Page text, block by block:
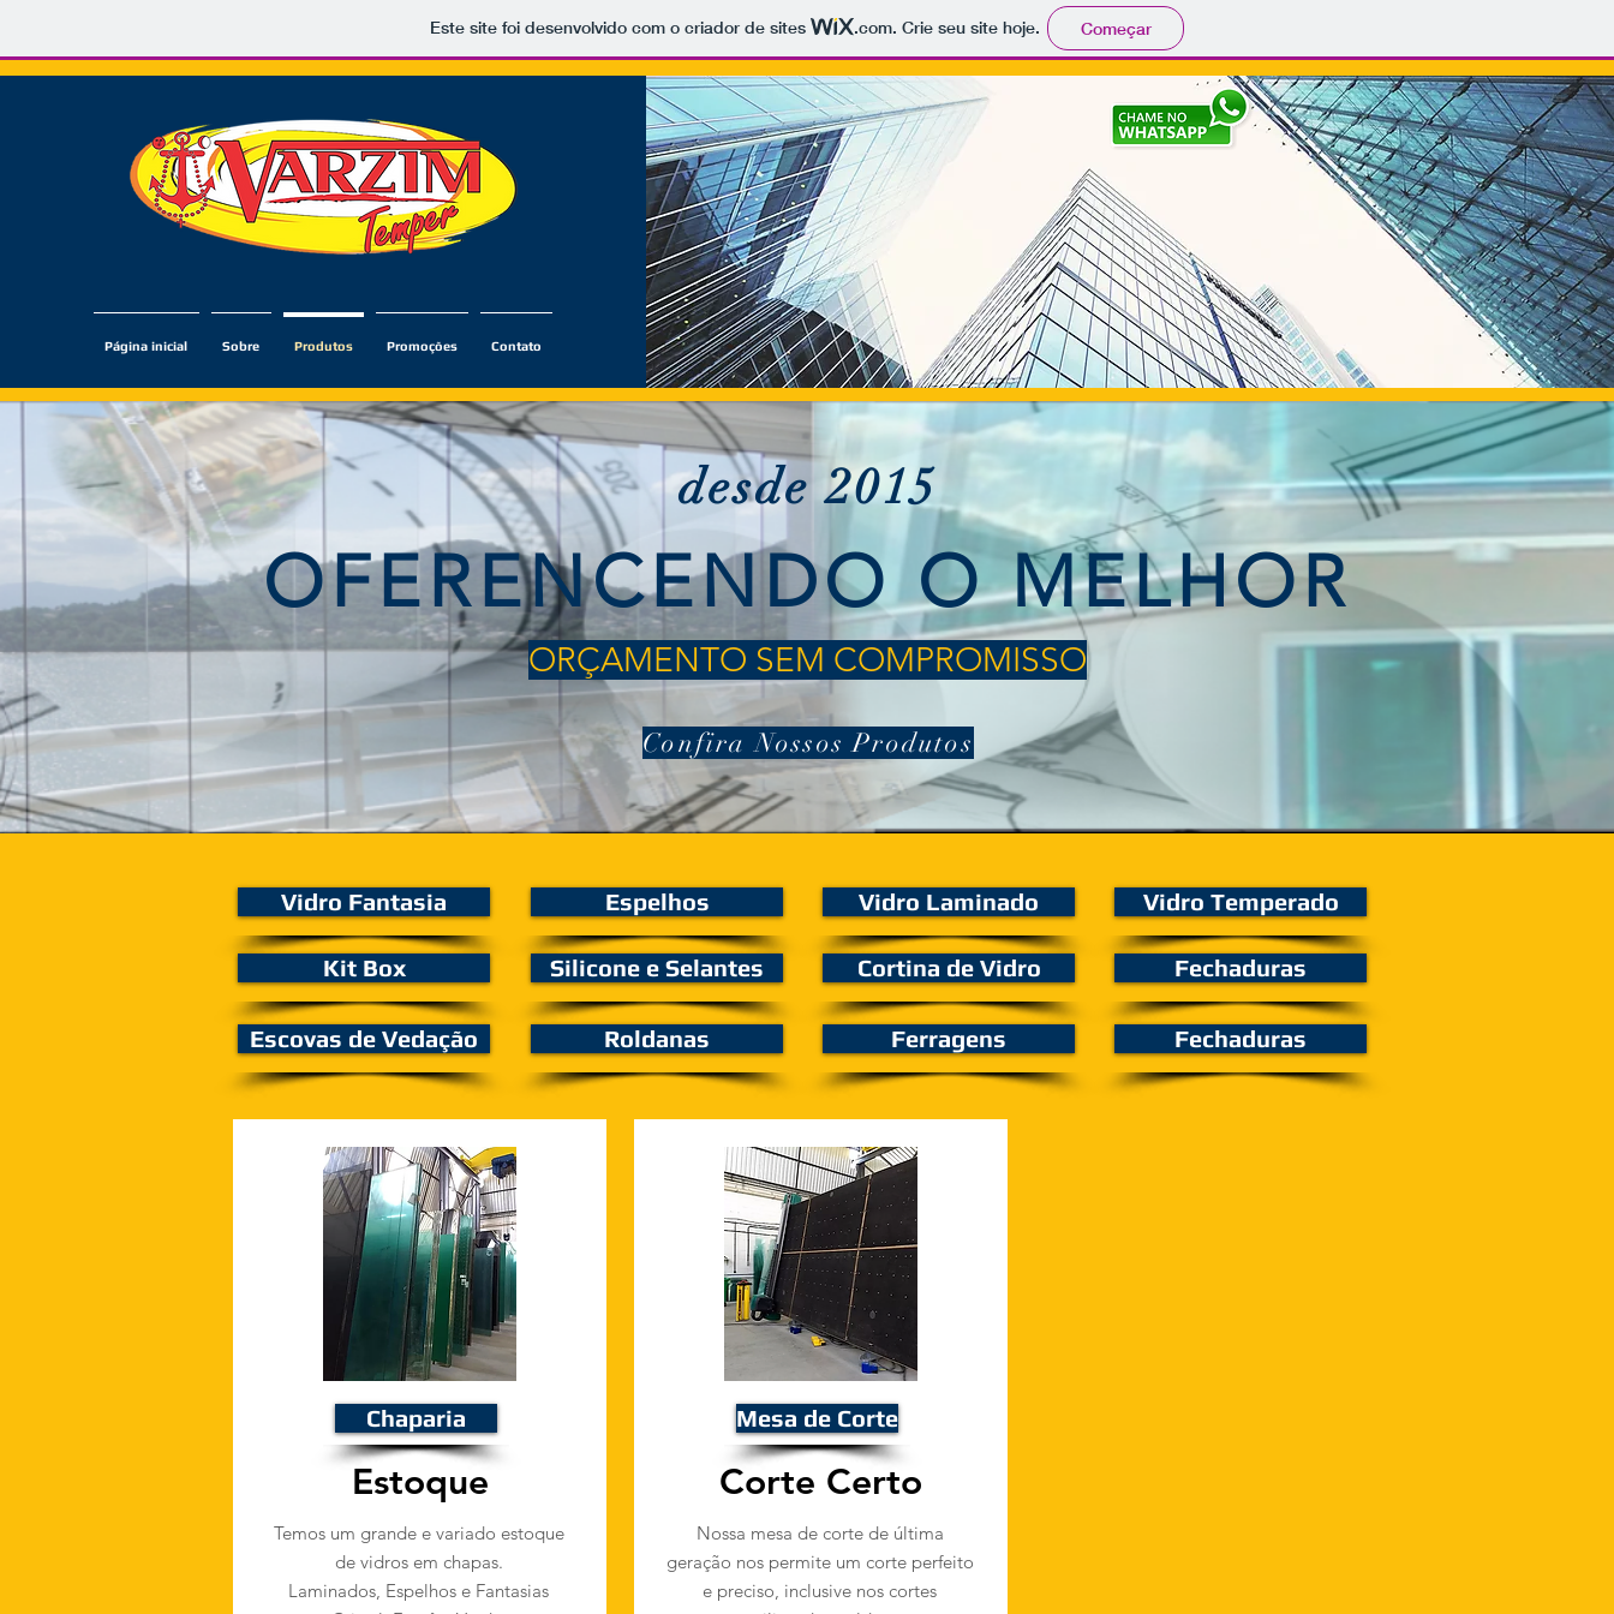
Este site foi desenvolvido com o criador de sites .com. Crie seu site hoje. Começar
Página inicial Sobre Produtos Promoções Contato
desde 2015
OFERENCENDO O MELHOR
ORÇAMENTO SEM COMPROMISSO
Confira Nossos Produtos
Vidro Fantasia
Kit Box
Escovas de Vedação
Espelhos
Silicone e Selantes
Roldanas
Vidro Laminado
Cortina de Vidro
Ferragens
Vidro Temperado
Fechaduras
Fechaduras
Chaparia
Estoque
Temos um grande e variado estoque
de vidros em chapas.
Laminados, Espelhos e Fantasias
Mesa de Corte
Corte Certo
Nossa mesa de corte de última
geração nos permite um corte perfeito
e preciso, inclusive nos cortes